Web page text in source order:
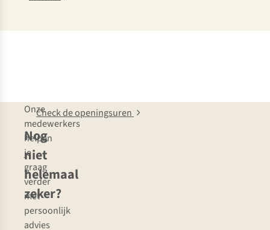
Nog
niet
helemaal
zeker?
Onze
medewerkers
helpen
je
graag
verder
met
persoonlijk
advies
Check de openingsuren